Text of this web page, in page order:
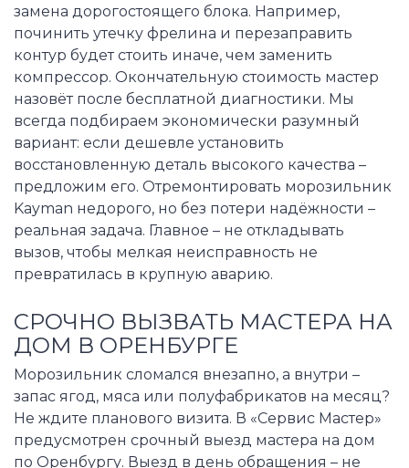
замена дорогостоящего блока. Например,
починить утечку фрелина и перезаправить
контур будет стоить иначе, чем заменить
компрессор. Окончательную стоимость мастер
назовёт после бесплатной диагностики. Мы
всегда подбираем экономически разумный
вариант: если дешевле установить
восстановленную деталь высокого качества –
предложим его. Отремонтировать морозильник
Kayman недорого, но без потери надёжности –
реальная задача. Главное – не откладывать
вызов, чтобы мелкая неисправность не
превратилась в крупную аварию.
СРОЧНО ВЫЗВАТЬ МАСТЕРА НА
ДОМ В ОРЕНБУРГЕ
Морозильник сломался внезапно, а внутри –
запас ягод, мяса или полуфабрикатов на месяц?
Не ждите планового визита. В «Сервис Мастер»
предусмотрен срочный выезд мастера на дом
по Оренбургу. Выезд в день обращения – не